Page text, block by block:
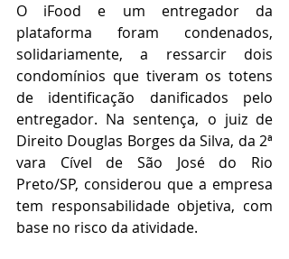
O iFood e um entregador da
plataforma foram condenados,
solidariamente, a ressarcir dois
condomínios que tiveram os totens
de identificação danificados pelo
entregador. Na sentença, o juiz de
Direito Douglas Borges da Silva, da 2ª
vara Cível de São José do Rio
Preto/SP, considerou que a empresa
tem responsabilidade objetiva, com
base no risco da atividade.